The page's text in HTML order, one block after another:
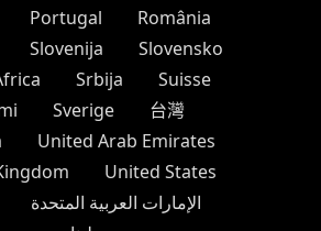
Portugal
România
Slovenija
Slovensko
Srbija
Suisse
Sverige
台灣
United Arab Emirates
United States
الإمارات العربية المتحدة